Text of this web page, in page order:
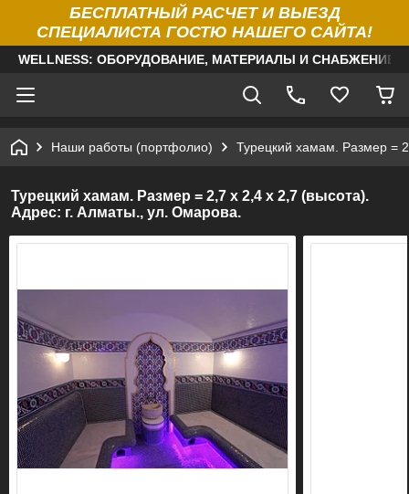
БЕСПЛАТНЫЙ РАСЧЕТ И ВЫЕЗД
СПЕЦИАЛИСТА ГОСТЮ НАШЕГО САЙТА!
WELLNESS: ОБОРУДОВАНИЕ, МАТЕРИАЛЫ И
Наши работы (портфолио) Турецкий хамам. Размер =
Турецкий хамам. Размер = 2,7 х 2,4 х 2,7 (высота).
Адрес: г. Алматы., ул. Омарова.